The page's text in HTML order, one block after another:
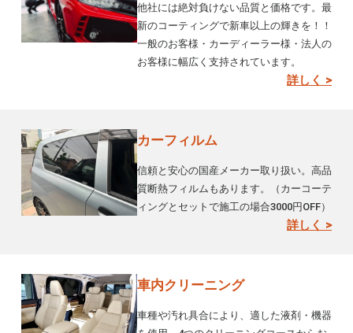
他社には絶対負けない品質と価格です。最
新のコーティングで新車以上の輝きを！！
一般のお客様・カーディーラー様・法人の
お客様に幅広く支持されています。
詳しく >
カーフィルム
信頼と安心の国産メーカー取り扱い。高品
質断熱フィルムもあります。（カーコーテ
ィングとセットで施工の場合3000円OFF）
詳しく >
車内クリーニング
車種や汚れ具合により、適した液剤・機器